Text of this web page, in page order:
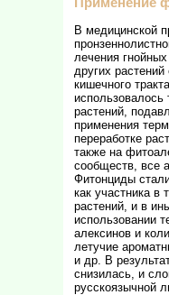
В медицинской
лечения
других
кишечного
использовалось
растений,
применения
переработке
также на
сообществ, все
Фитонциды
как участника в
растений, и в
использовании
алексинов и
летучие
и др. В
снизилась, и
русскоязычной